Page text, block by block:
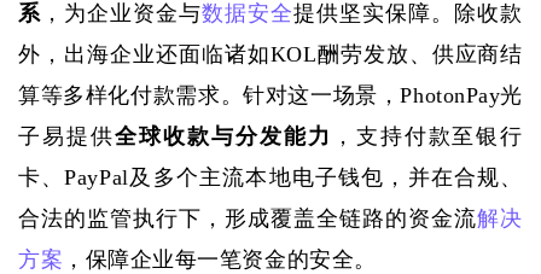
系 ，为企业资金与数据安全提供坚实保障。除收款
外，出海企业还面临诸如KOL酬劳发放、供应商结
算等多样化付款需求。针对这一场景，PhotonPay光
子易提供全球收款与分发能力 ，支持付款至银行
卡、PayPal及多个主流本地电子钱包 ，并在合规、
合法的监管执行下，形成覆盖全链路的资金流解决
方案 ，保障企业每一笔资金的安全。